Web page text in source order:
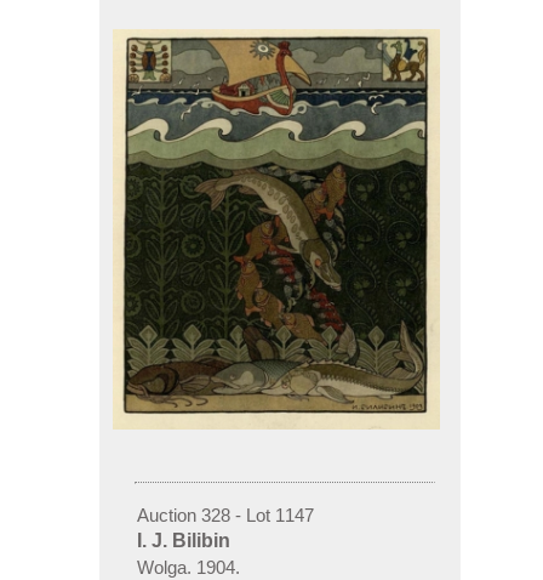
Auction 328 - Lot 1147
I. J. Bilibin
Wolga. 1904.